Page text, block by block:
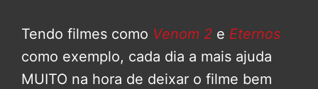
Tendo filmes como Venom 2 e Eternos
como exemplo, cada dia a mais ajuda
MUITO na hora de deixar o filme bem